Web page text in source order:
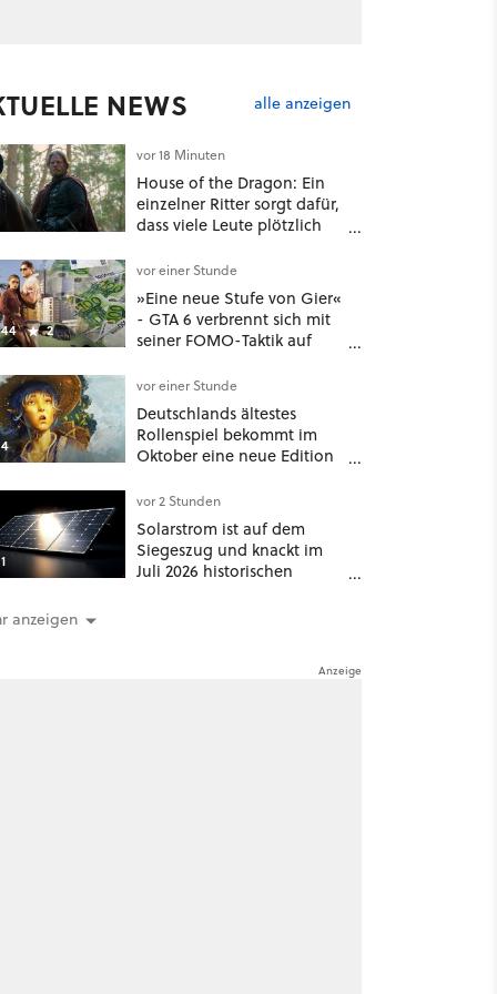
NEWS alle anzeigen
vor 18 Minuten
House of the Dragon: Ein
einzelner Ritter sorgt dafür,
dass viele Leute plötzlich
umstrittensten Häuser von
Game of Thrones denken
2
vor einer Stunde
»Eine neue Stufe von Gier«
- GTA 6 verbrennt sich mit
seiner FOMO-Taktik auf
vor einer Stunde
Deutschlands ältestes
Rollenspiel bekommt im
Oktober eine neue Edition
vor 2 Stunden
Solarstrom ist auf dem
Siegeszug und knackt im
Juli 2026 historischen
anzeigen